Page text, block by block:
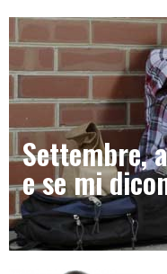
Settembre,
e se mi